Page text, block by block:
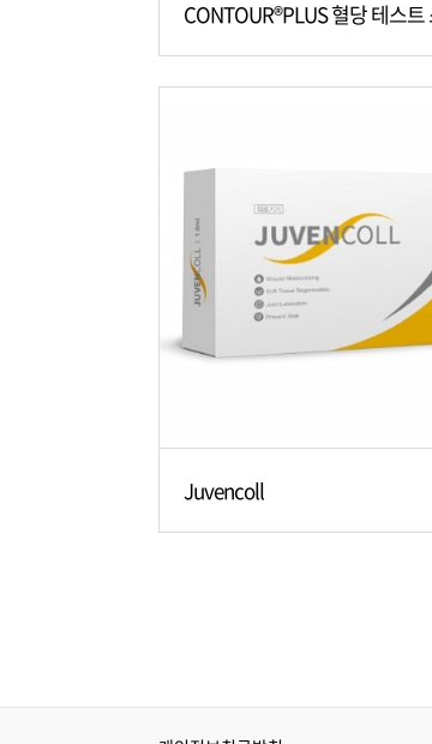
CONTOUR®PLUS 혈당 테스트
Juvencoll